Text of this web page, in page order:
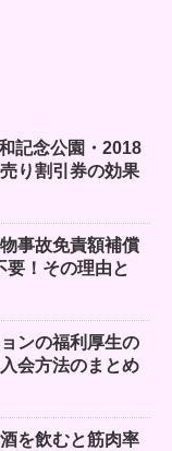
記念公園・2018
り割引券の効果
事故免責額補償
要！その理由と
ンの福利厚生の
会方法のまとめ
を飲むと筋肉率